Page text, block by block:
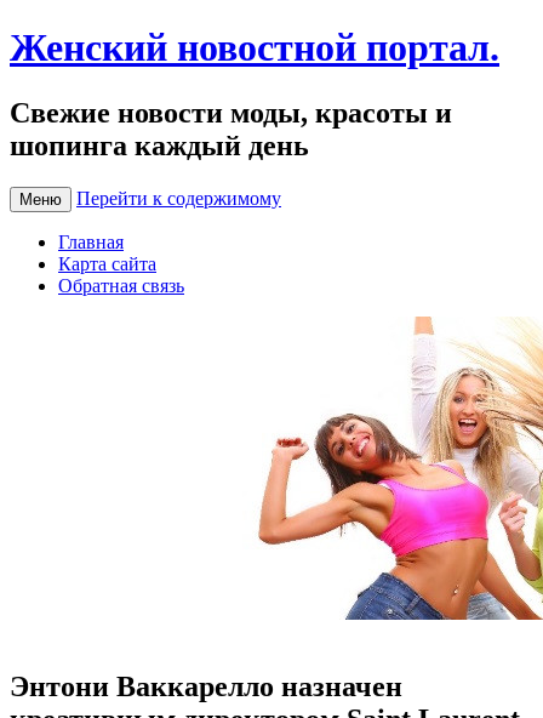
Женский новостной портал.
Свежие новости моды, красоты и
шопинга каждый день
Меню Перейти к содержимому
Главная
Карта сайта
Обратная связь
Энтони Ваккарелло назначен